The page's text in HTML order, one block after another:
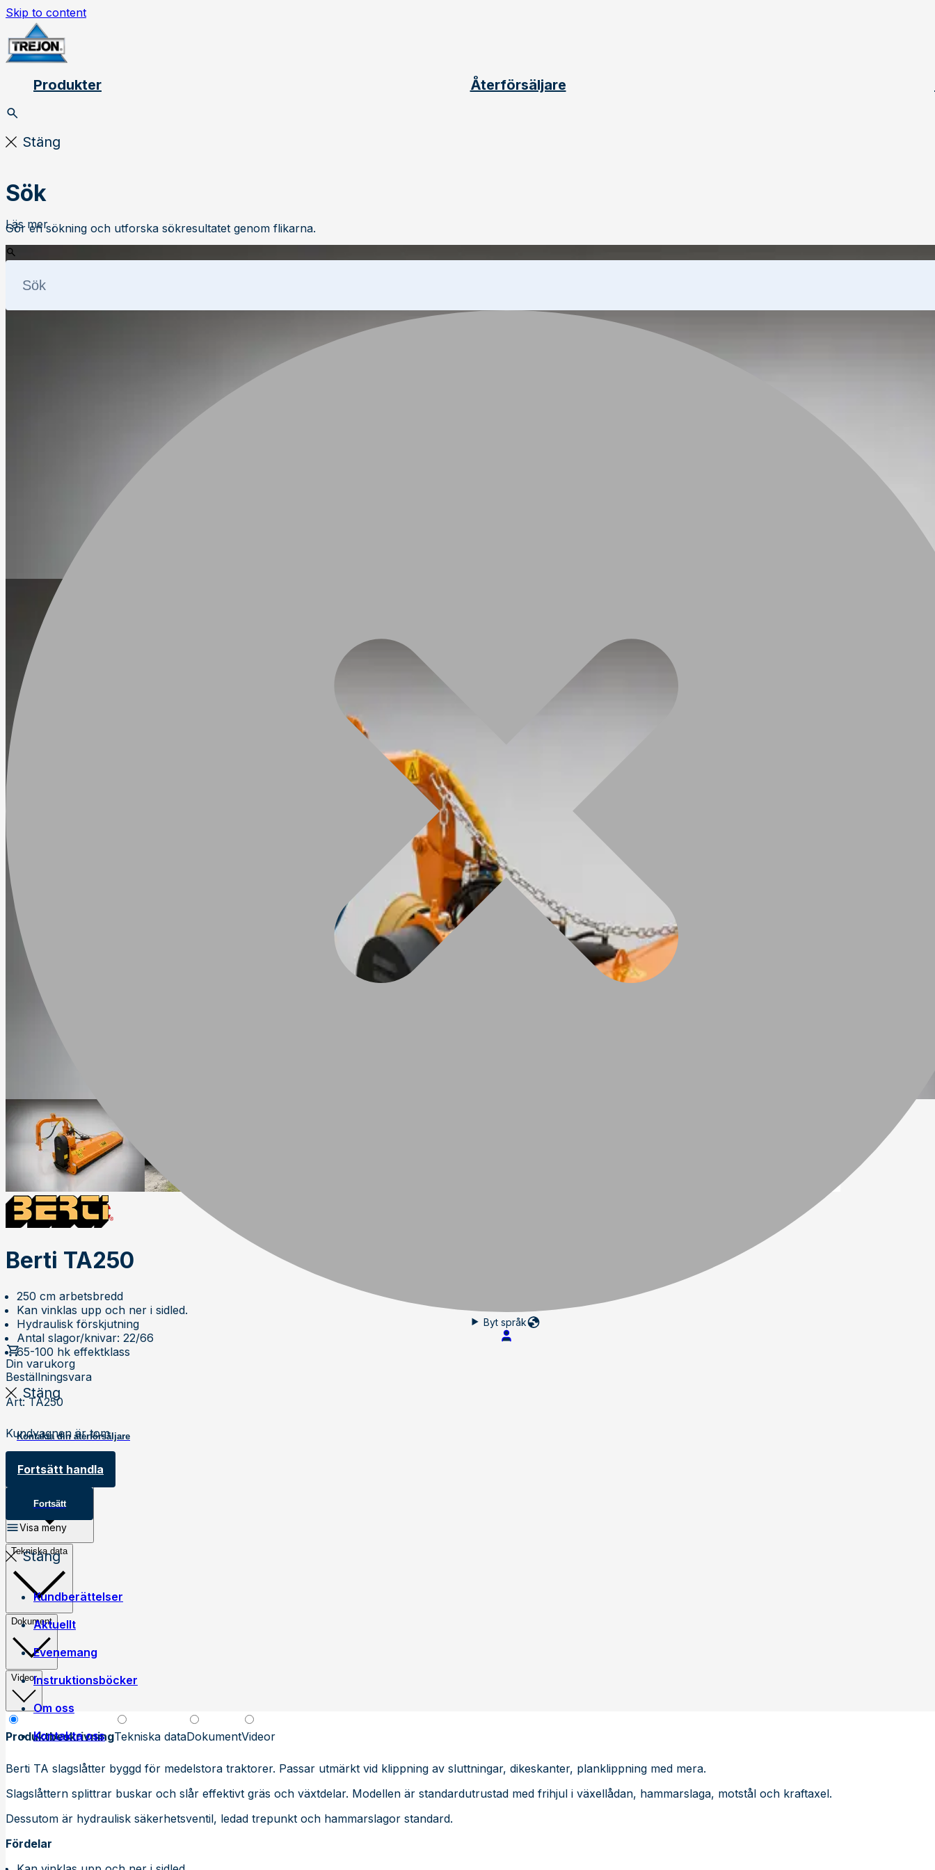
Skip to content
Produkter Återförsäljare
Stäng
Sök
Gör en sökning och utforska sökresultatet genom flikarna.
Byt språk
Din varukorg
Stäng
Kundvagnen är tom
Fortsätt handla
Fortsätt
Visa meny
Stäng
Kundberättelser
Aktuellt
Evenemang
Instruktionsböcker
Om oss
Egen tillverkning
Historia
Försäljningsvillkor
Kontakta oss
Läs mer
Berti TA250
250 cm arbetsbredd
Kan vinklas upp och ner i sidled.
Hydraulisk förskjutning
Antal slagor/knivar: 22/66
65-100 hk effektklass
Beställningsvara
Art:TA250
Kontakta din återförsäljare
Tekniska data
Dokument
Videor
ProduktbeskrivningTekniska dataDokumentVideor
Berti TA slagslåtter byggd för medelstora traktorer. Passar utmärkt vid klippning av sluttningar, dikeskanter, planklippning med mera.
Slagslåttern splittrar buskar och slår effektivt gräs och växtdelar. Modellen är standardutrustad med frihjul i växellådan, hammarslaga, motstål och kraftaxel.
Dessutom är hydraulisk säkerhetsventil, ledad trepunkt och hammarslagor standard.
Fördelar